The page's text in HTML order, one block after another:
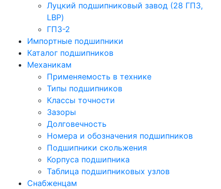
Луцкий подшипниковый завод (28 ГПЗ,
LBP)
ГПЗ-2
Импортные подшипники
Каталог подшипников
Механикам
Применяемость в технике
Типы подшипников
Классы точности
Зазоры
Долговечность
Номера и обозначения подшипников
Подшипники скольжения
Корпуса подшипника
Таблица подшипниковых узлов
Снабженцам